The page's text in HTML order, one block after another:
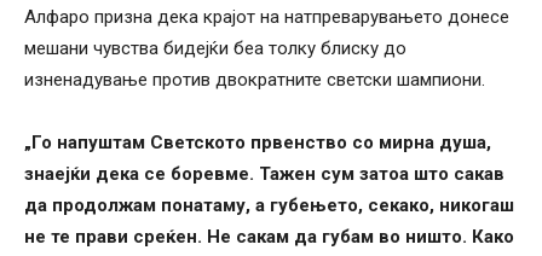
Алфаро призна дека крајот на натпреварувањето донесе
мешани чувства бидејќи беа толку блиску до
изненадување против двократните светски шампиони.
„Го напуштам Светското првенство со мирна душа,
знаејќи дека се боревме. Тажен сум затоа што сакав
да продолжам понатаму, а губењето, секако, никогаш
не те прави среќен. Не сакам да губам во ништо. Како